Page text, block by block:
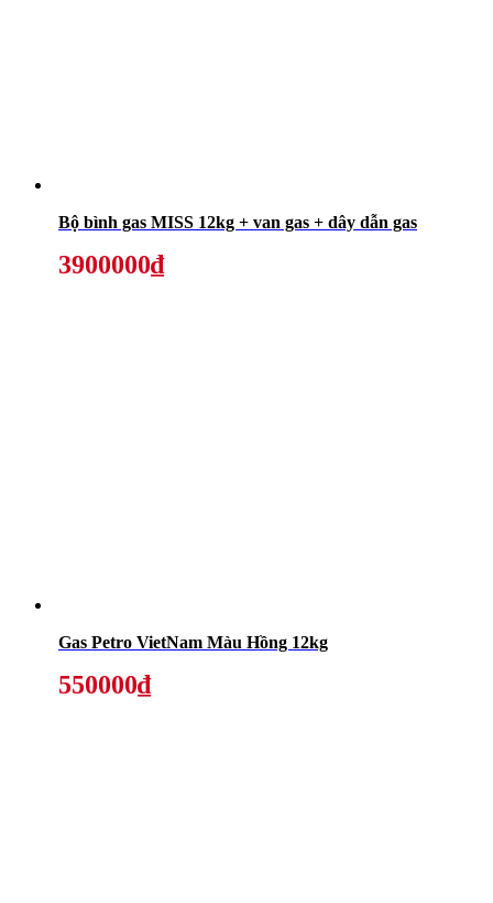
Bộ bình gas MISS 12kg + van gas + dây dẫn gas
3900000₫
Gas Petro VietNam Màu Hồng 12kg
550000₫